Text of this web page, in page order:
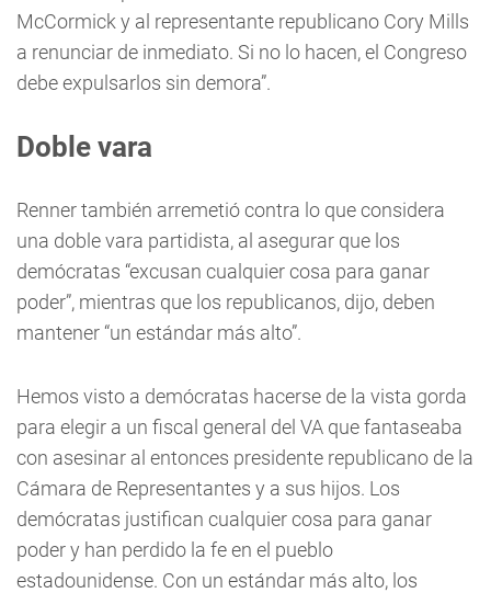
McCormick y al representante republicano Cory Mills
a renunciar de inmediato. Si no lo hacen, el Congreso
debe expulsarlos sin demora”.
Doble vara
Renner también arremetió contra lo que considera
una doble vara partidista, al asegurar que los
demócratas “excusan cualquier cosa para ganar
poder”, mientras que los republicanos, dijo, deben
mantener “un estándar más alto”.
Hemos visto a demócratas hacerse de la vista gorda
para elegir a un fiscal general del VA que fantaseaba
con asesinar al entonces presidente republicano de la
Cámara de Representantes y a sus hijos. Los
demócratas justifican cualquier cosa para ganar
poder y han perdido la fe en el pueblo
estadounidense. Con un estándar más alto, los